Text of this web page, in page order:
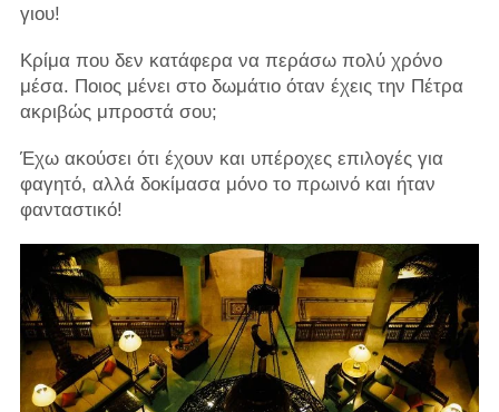
γιου!
Κρίμα που δεν κατάφερα να περάσω πολύ χρόνο
μέσα. Ποιος μένει στο δωμάτιο όταν έχεις την Πέτρα
ακριβώς μπροστά σου;
Έχω ακούσει ότι έχουν και υπέροχες επιλογές για
φαγητό, αλλά δοκίμασα μόνο το πρωινό και ήταν
φανταστικό!